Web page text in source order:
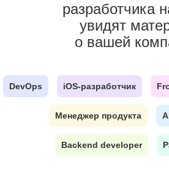
разработчика
увидят
о вашей
DevOps iOS-разработчик
Менеджер продукта
Backend developer